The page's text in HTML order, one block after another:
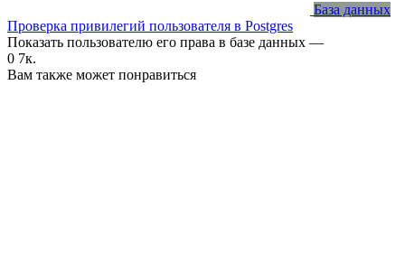
База данных
Проверка привилегий пользователя в Postgres
Показать пользователю его права в базе данных —
0 7к.
Вам также может понравиться